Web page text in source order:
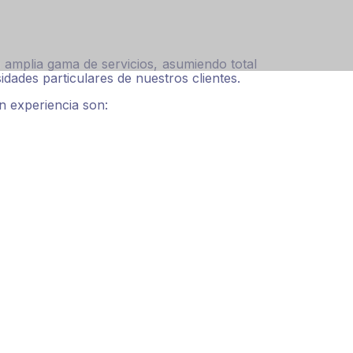
gama de servicios, asumiendo total
particulares de nuestros clientes.
experiencia son: